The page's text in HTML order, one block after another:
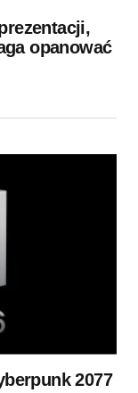
opanować
2077